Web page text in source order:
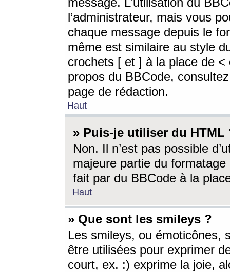
l’administrateur, mais vous
chaque message depuis le
même est similaire au style
crochets [ et ] à la place de <
propos du BBCode,
page de rédaction.
Haut
» Puis-je utiliser du HTML
Non. Il n’est pas possible
majeure partie du
fait par du BBCode à la
Haut
» Que sont les smileys ?
Les smileys, ou émoticônes,
être utilisées pour exprimer
court, ex. :) exprime la joie,